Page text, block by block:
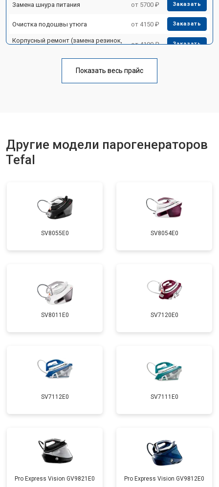
Замена шнура питания от 5700 ₽ Заказать
Очистка подошвы утюга от 4150 ₽ Заказать
Корпусный ремонт (замена резинок,
от 4100 ₽ Заказать
Замена клапана давления от 5850 ₽
Показать весь прайс
Другие модели парогенераторов
Tefal
SV8055E0 SV8054E0
SV8011E0 SV7120E0
SV7112E0 SV7111E0
Pro Express Vision GV9821E0 Pro Express Vision GV9812E0